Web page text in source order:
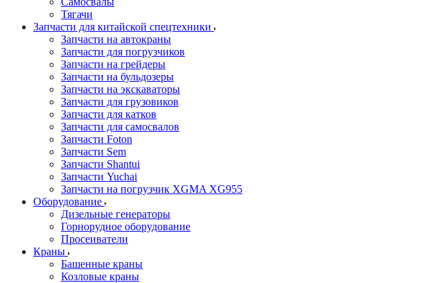
Тягачи
Запчасти для китайской спецтехники
Запчасти на автокраны
Запчасти для погрузчиков
Запчасти на грейдеры
Запчасти на бульдозеры
Запчасти на экскаваторы
Запчасти для грузовиков
Запчасти для катков
Запчасти для самосвалов
Запчасти Foton
Запчасти Sem
Запчасти Shantui
Запчасти Yuchai
Запчасти на погрузчик XGMA XG955
Оборудование
Дизельные генераторы
Горнорудное оборудование
Просеиватели
Краны
Башенные краны
Козловые краны